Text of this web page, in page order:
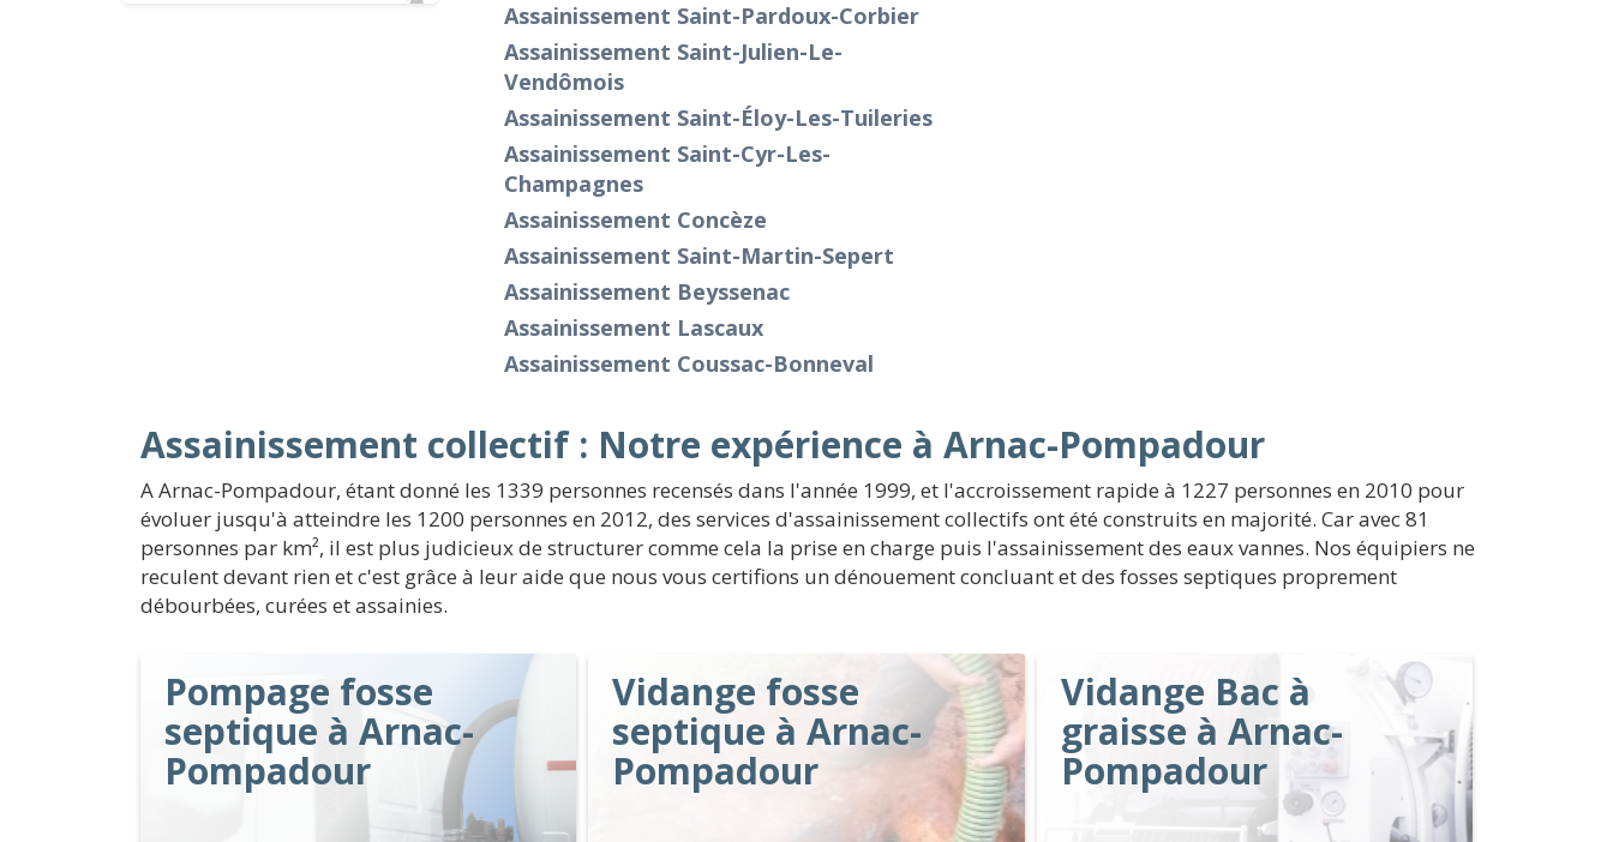
Assainissement Saint-Pardoux-Corbier
Assainissement Saint-Julien-Le-
Vendômois
Assainissement Saint-Éloy-Les-Tuileries
Assainissement Saint-Cyr-Les-
Champagnes
Assainissement Concèze
Assainissement Saint-Martin-Sepert
Assainissement Beyssenac
Assainissement Lascaux
Assainissement Coussac-Bonneval
Assainissement collectif : Notre expérience à Arnac-Pompadour
A Arnac-Pompadour, étant donné les 1339 personnes recensés dans l'année 1999, et l'accroissement rapide à 1227 personnes en 2010 pour
évoluer jusqu'à atteindre les 1200 personnes en 2012, des services d'assainissement collectifs ont été construits en majorité. Car avec 81
personnes par km², il est plus judicieux de structurer comme cela la prise en charge puis l'assainissement des eaux vannes. Nos équipiers ne
reculent devant rien et c'est grâce à leur aide que nous vous certifions un dénouement concluant et des fosses septiques proprement
débourbées, curées et assainies.
Pompage fosse
septique à Arnac-
Pompadour
Vidange fosse
septique à Arnac-
Pompadour
Vidange Bac à
graisse à Arnac-
Pompadour